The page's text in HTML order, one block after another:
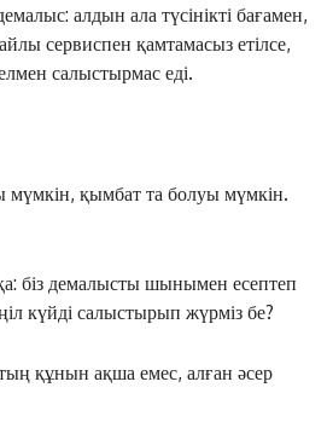
алдын ала түсінікті бағамен,
сервиспен қамтамасыз етілсе,
салыстырмас еді.
мүмкін, қымбат та болуы мүмкін.
біз демалысты шынымен есептеп
күйді салыстырып жүрміз бе?
құнын ақша емес, алған әсер